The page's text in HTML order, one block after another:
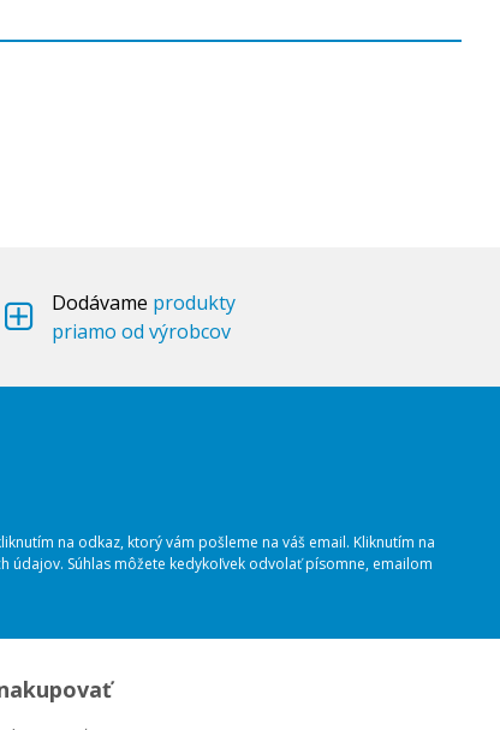
Dodávame produkty
priamo od výrobcov
na odkaz, ktorý vám pošleme na váš email. Kliknutím na
údajov. Súhlas môžete kedykoľvek odvolať písomne, emailom